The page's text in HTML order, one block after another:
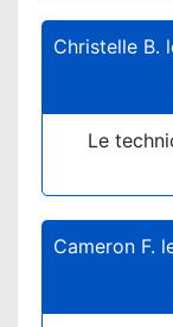
Christelle B.
Le
Cameron F.